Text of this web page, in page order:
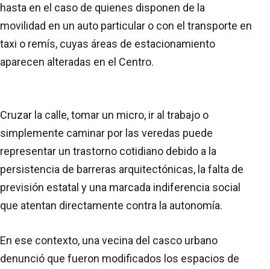
hasta en el caso de quienes disponen de la
movilidad en un auto particular o con el transporte en
taxi o remís, cuyas áreas de estacionamiento
aparecen alteradas en el Centro.
Cruzar la calle, tomar un micro, ir al trabajo o
simplemente caminar por las veredas puede
representar un trastorno cotidiano debido a la
persistencia de barreras arquitectónicas, la falta de
previsión estatal y una marcada indiferencia social
que atentan directamente contra la autonomía.
En ese contexto, una vecina del casco urbano
denunció que fueron modificados los espacios de